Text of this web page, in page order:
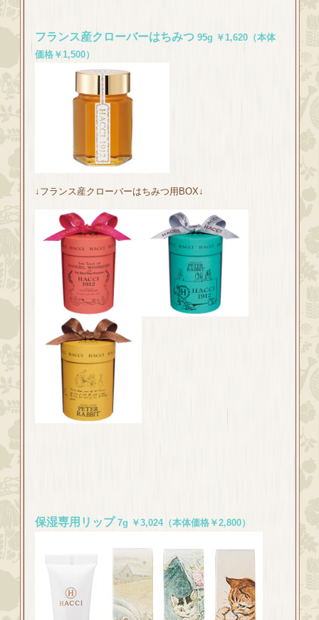
フランス産クローバーはちみつ 95g ￥1,620（本体
価格￥1,500）
↓ フランス産クローバーはちみつ用BOX↓
保湿専用リップ7g ￥3,024（本体価格￥2,800）